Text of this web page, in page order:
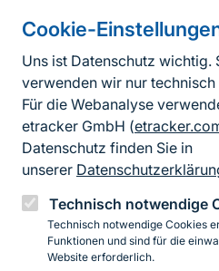
Cookie-
Uns ist Datenschutz wichtig.
verwenden wir nur
Für die Webanalyse
etracker GmbH (
Datenschutz finden Sie in
unserer
Technisch notwendige
Technisch notwendige Cookies
Funktionen und sind für die
Website erforderlich.
Informationen zur
FußzeileKontakt
Erklärung zur